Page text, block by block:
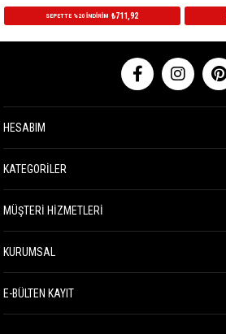
SEPETTE %20 İNDİRİM ₺711,92
HESABIM
KATEGORİLER
MÜŞTERİ HİZMETLERİ
KURUMSAL
E-BÜLTEN KAYIT